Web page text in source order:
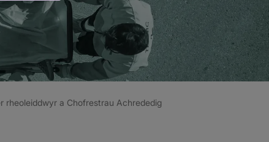
rheoleiddwyr a Chofrestrau Achrededig